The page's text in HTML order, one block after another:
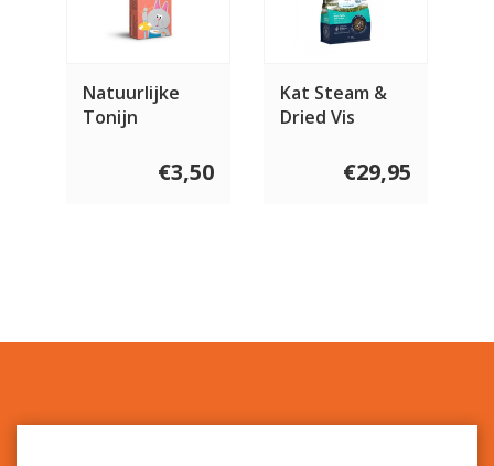
Natuurlijke
Tonijn
voor de kat€3,50
Kat Steam &
Dried Vis
€29,95